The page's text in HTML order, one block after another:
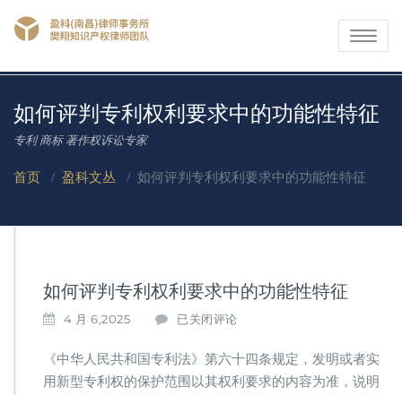
Toggle
如何评判专利权利要求中的功能性特征
专利 商标 著作权诉讼专家
首页 / 盈科文丛 / 如何评判专利权利要求中的功能性特征
如何评判专利权利要求中的功能性特征
4 月 6,2025
如
评
判
专
已关闭评论
《中华人民共和国专利法》第六十四条规定，发明或者实
用新型专利权的保护范围以其权利要求的内容为准，说明